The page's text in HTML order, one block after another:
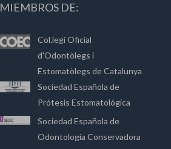
MIEMBROS DE:
Col.legi Oficial
d'Odontòlegs i
Estomatòlegs de Catalunya
Sociedad Española de
Prótesis Estomatológica
Sociedad Española de
Odontología Conservadora